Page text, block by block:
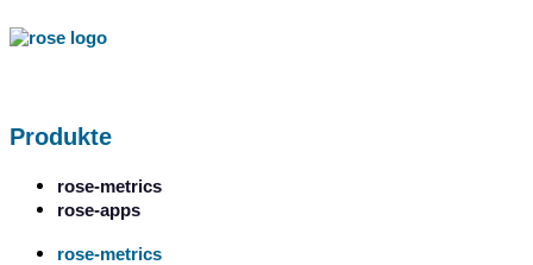
Produkte
rose-metrics
rose-apps
rose-metrics